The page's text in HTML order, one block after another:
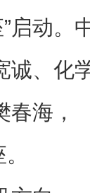
启动。
诚、化
海，